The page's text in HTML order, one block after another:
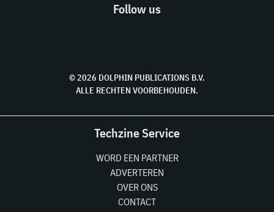
Follow us
© 2026 DOLPHIN PUBLICATIONS B.V.
ALLE RECHTEN VOORBEHOUDEN.
Techzine Service
WORD EEN PARTNER
ADVERTEREN
OVER ONS
CONTACT